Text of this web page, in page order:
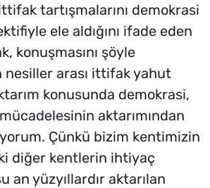
tartışmalarını demokrasi
ele aldığını ifade eden
konuşmasını şöyle
nesiller arası ittifak yahut
konusunda demokrasi,
aktarımından
Çünkü bizim kentimizin
diğer kentlerin ihtiyaç
an yüzyıllardır aktarılan